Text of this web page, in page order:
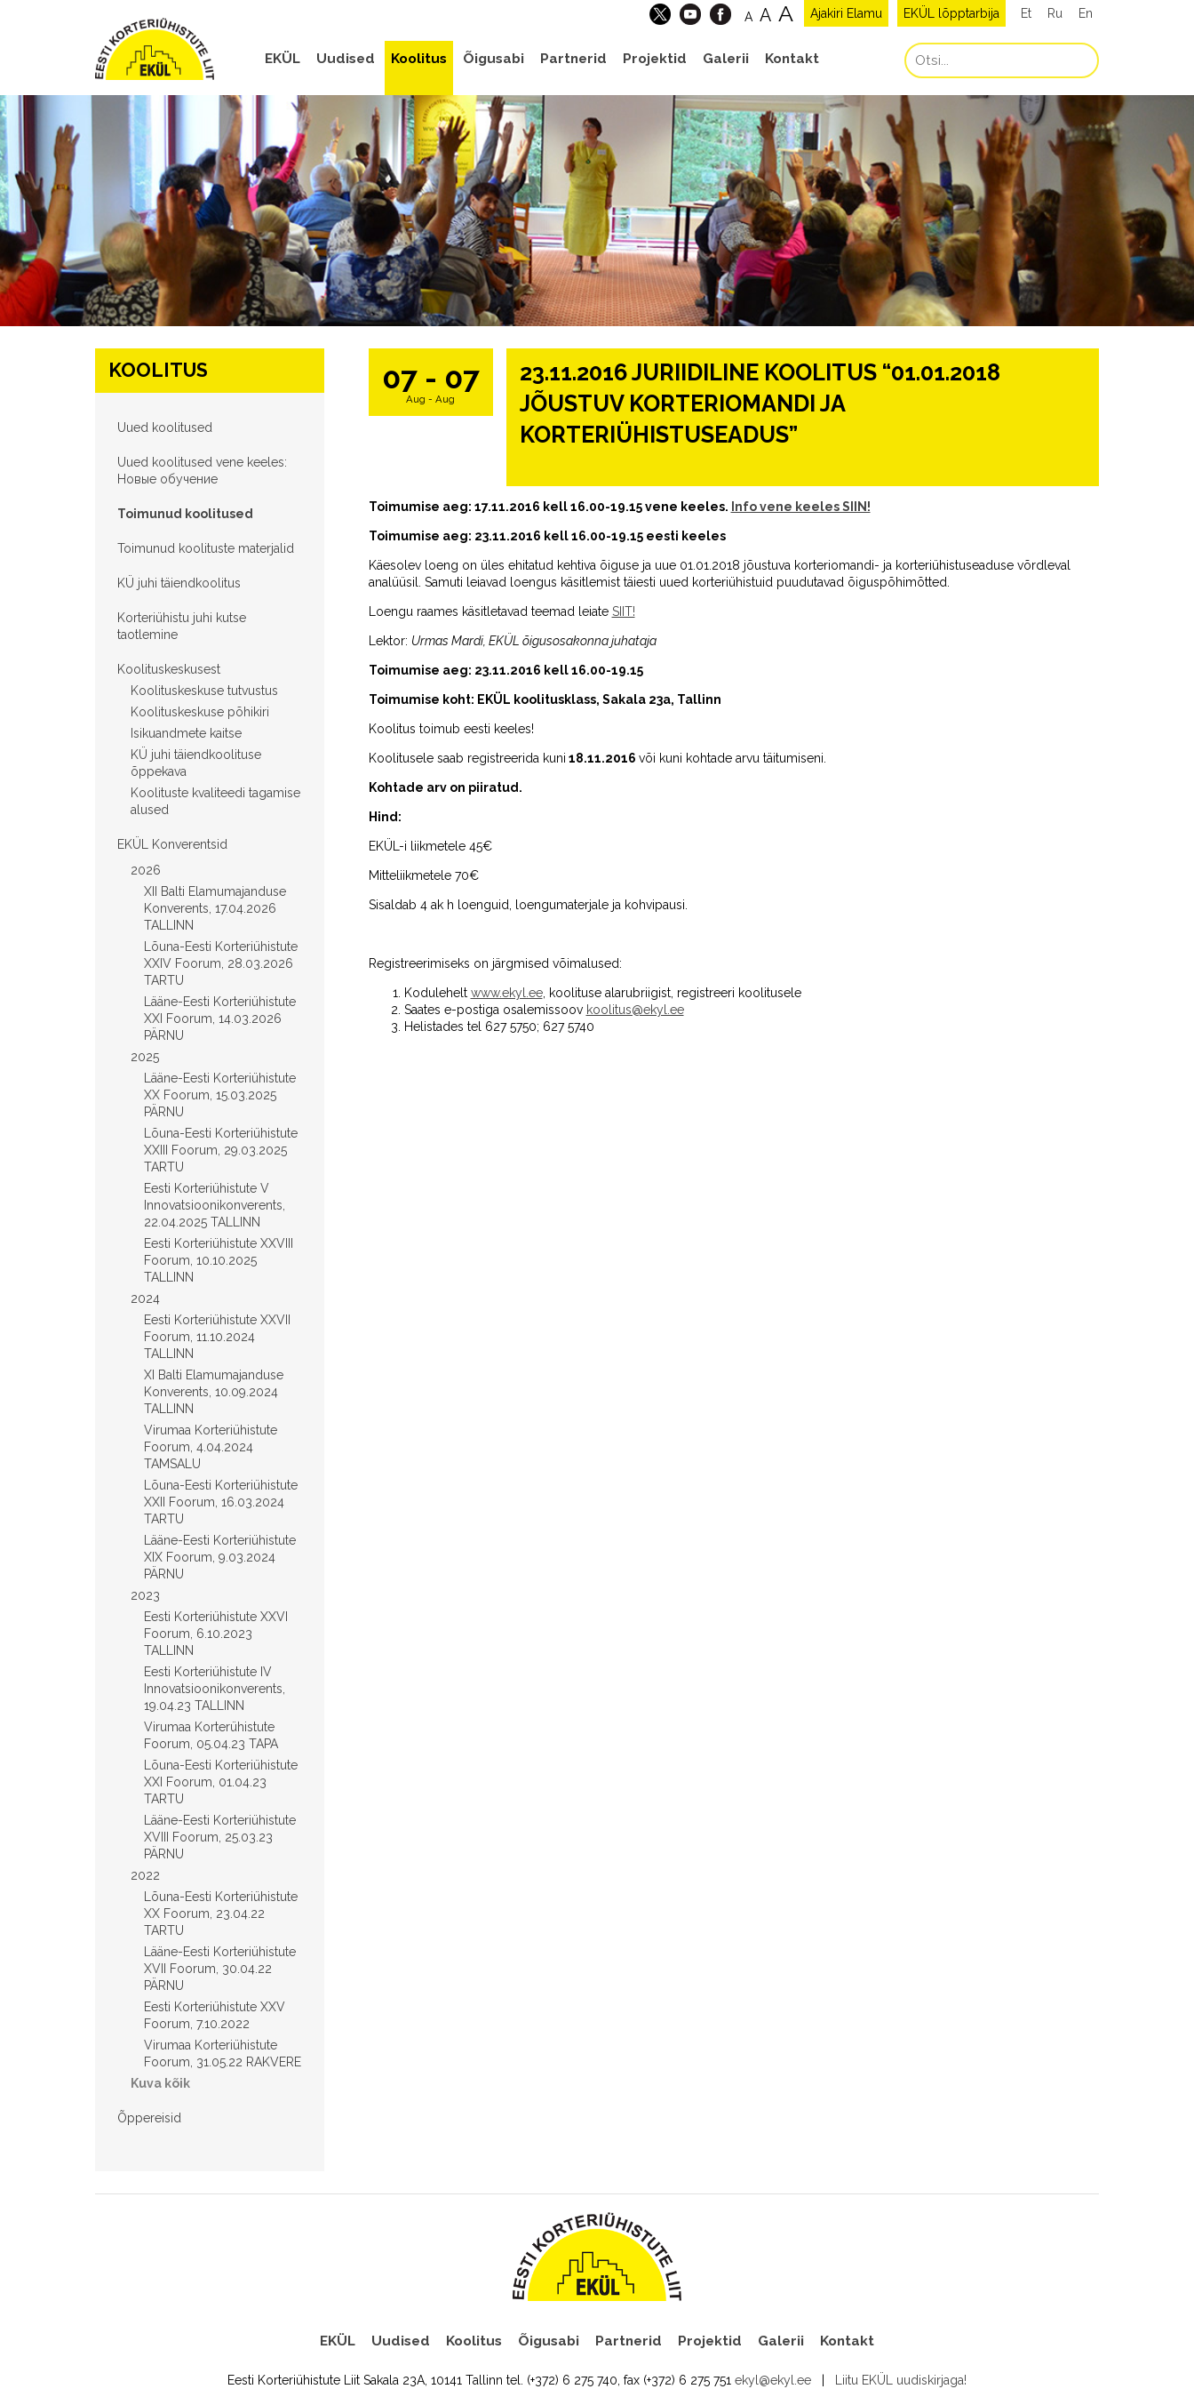
Et Ru En
EKÜL lõpptarbija
Ajakiri Elamu
A A A
EKÜL Uudised Koolitus Õigusabi Partnerid Projektid Galerii Kontakt
KOOLITUS
Uued koolitused
Uued koolitused vene keeles:
Hовые обучение
Toimunud koolitused
Toimunud koolituste materjalid
KÜ juhi täiendkoolitus
Korteriühistu juhi kutse
taotlemine
Koolituskeskusest
Koolituskeskuse tutvustus
Koolituskeskuse põhikiri
Isikuandmete kaitse
KÜ juhi täiendkoolituse
õppekava
Koolituste kvaliteedi tagamise
alused
EKÜL Konverentsid
2026
XII Balti Elamumajanduse
Konverents, 17.04.2026
TALLINN
Lõuna-Eesti Korteriühistute
XXIV Foorum, 28.03.2026
TARTU
Lääne-Eesti Korteriühistute
XXI Foorum, 14.03.2026
PÄRNU
2025
Lääne-Eesti Korteriühistute
XX Foorum, 15.03.2025
PÄRNU
Lõuna-Eesti Korteriühistute
XXIII Foorum, 29.03.2025
TARTU
Eesti Korteriühistute V
Innovatsioonikonverents,
22.04.2025 TALLINN
Eesti Korteriühistute XXVIII
Foorum, 10.10.2025
TALLINN
2024
Eesti Korteriühistute XXVII
Foorum, 11.10.2024
TALLINN
XI Balti Elamumajanduse
Konverents, 10.09.2024
TALLINN
Virumaa Korteriühistute
Foorum, 4.04.2024
TAMSALU
Lõuna-Eesti Korteriühistute
XXII Foorum, 16.03.2024
TARTU
Lääne-Eesti Korteriühistute
XIX Foorum, 9.03.2024
PÄRNU
2023
Eesti Korteriühistute XXVI
Foorum, 6.10.2023
TALLINN
Eesti Korteriühistute IV
Innovatsioonikonverents,
19.04.23 TALLINN
Virumaa Korterühistute
Foorum, 05.04.23 TAPA
Lõuna-Eesti Korteriühistute
XXI Foorum, 01.04.23
TARTU
Lääne-Eesti Korteriühistute
XVIII Foorum, 25.03.23
PÄRNU
2022
Lõuna-Eesti Korteriühistute
XX Foorum, 23.04.22
TARTU
Lääne-Eesti Korteriühistute
XVII Foorum, 30.04.22
PÄRNU
Eesti Korteriühistute XXV
Foorum, 7.10.2022
Virumaa Korteriühistute
Foorum, 31.05.22 RAKVERE
Kuva kõik
Õppereisid
07 - 07
Aug - Aug
23.11.2016 JURIIDILINE KOOLITUS “01.01.2018
JÕUSTUV KORTERIOMANDI JA
KORTERIÜHISTUSEADUS”
Toimumise aeg: 17.11.2016 kell 16.00-19.15 vene keeles. Info vene keeles SIIN!
Toimumise aeg: 23.11.2016 kell 16.00-19.15 eesti keeles
Käesolev loeng on üles ehitatud kehtiva õiguse ja uue 01.01.2018 jõustuva korteriomandi- ja korteriühistuseaduse võrdleval
analüüsil. Samuti leiavad loengus käsitlemist täiesti uued korteriühistuid puudutavad õiguspõhimõtted.
Loengu raames käsitletavad teemad leiate SIIT!
Lektor: Urmas Mardi, EKÜL õigusosakonna juhataja
Toimumise aeg: 23.11.2016 kell 16.00-19.15
Toimumise koht: EKÜL koolitusklass, Sakala 23a, Tallinn
Koolitus toimub eesti keeles!
Koolitusele saab registreerida kuni 18.11.2016 või kuni kohtade arvu täitumiseni.
Kohtade arv on piiratud.
Hind:
EKÜL-i liikmetele 45€
Mitteliikmetele 70€
Sisaldab 4 ak h loenguid, loengumaterjale ja kohvipausi.
Registreerimiseks on järgmised võimalused:
Kodulehelt www.ekyl.ee, koolituse alarubriigist, registreeri koolitusele
Saates e-postiga osalemissoov koolitus@ekyl.ee
Helistades tel 627 5750; 627 5740
EKÜL Uudised Koolitus Õigusabi Partnerid Projektid Galerii Kontakt
Eesti Korteriühistute Liit Sakala 23A, 10141 Tallinn tel. (+372) 6 275 740, fax (+372) 6 275 751 ekyl@ekyl.ee Liitu EKÜL uudiskirjaga!